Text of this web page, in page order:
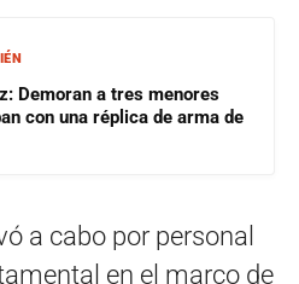
Demoran a tres menores
con una réplica de arma de
a cabo por personal
en el marco de